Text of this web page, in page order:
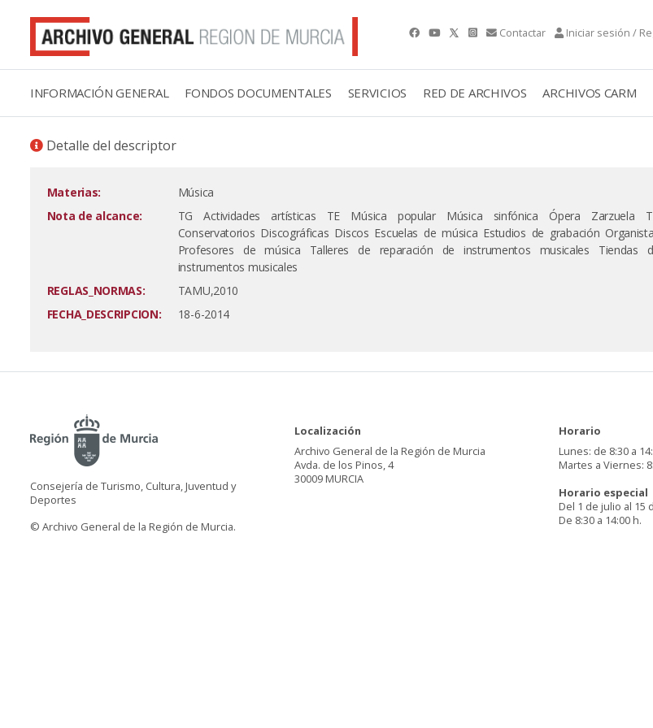
Contactar Iniciar sesión /
INFORMACIÓN GENERAL FONDOS DOCUMENTALES SERVICIOS RED DE ARCHIVOS ARCHIVOS CARM
Detalle del descriptor
Materias:
Música
Nota de alcance:
TG Actividades artísticas TE Música popular Música sinfónica Ópera Zarzuela
Conservatorios Discográficas Discos Escuelas de música Estudios de grabación
Profesores de música Talleres de reparación de instrumentos musicales Tiendas
instrumentos musicales
REGLAS_NORMAS:
TAMU,2010
FECHA_DESCRIPCION:
18-6-2014
Consejería de Turismo, Cultura, Juventud y
Deportes
© Archivo General de la Región de Murcia.
Localización
Archivo General de la Región de Murcia
Avda. de los Pinos, 4
30009 MURCIA
Horario
Lunes: de 8:30 a
Martes a Viernes:
Horario especial
Del 1 de julio al 15
De 8:30 a 14:00 h.